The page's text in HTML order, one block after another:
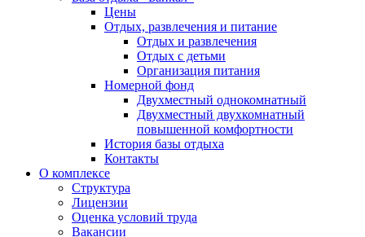
Цены
Отдых, развлечения и питание
Отдых и развлечения
Отдых с детьми
Организация питания
Номерной фонд
Двухместный однокомнатный
Двухместный двухкомнатный
повышенной комфортности
История базы отдыха
Контакты
О комплексе
Структура
Лицензии
Оценка условий труда
Вакансии